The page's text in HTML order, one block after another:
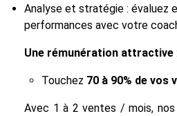
Analyse et stratégie : évaluez
performances avec votre
Une rémunération attractive :
Touchez 70 à 90% de vos
Avec 1 à 2 ventes / mois,